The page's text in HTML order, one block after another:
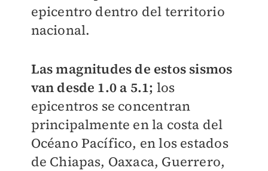
epicentro dentro del territorio
nacional.
Las magnitudes de estos sismos
van desde 1.0 a 5.1; los
epicentros se concentran
principalmente en la costa del
Océano Pacífico, en los estados
de Chiapas, Oaxaca, Guerrero,